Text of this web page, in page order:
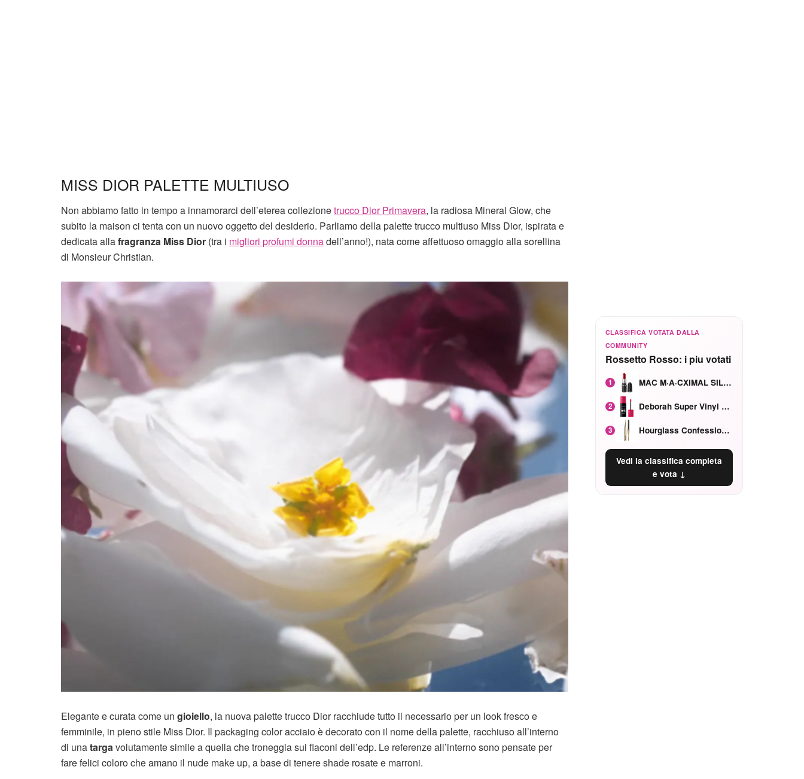
MISS DIOR PALETTE MULTIUSO
Non abbiamo fatto in tempo a innamorarci dell’eterea collezionetrucco Dior Primavera, la radiosa Mineral Glow, che
subito la maison ci tenta con un nuovo oggetto del desiderio. Parliamo della palette trucco multiuso Miss Dior, ispirata e
dedicata allafragranza Miss Dior (tra i migliori profumi donnadell’anno!), nata come affettuoso omaggio alla sorellina
di Monsieur Christian.
Elegante e curata come un gioiello, la nuova palette trucco Dior racchiude tutto il necessario per un look fresco e
femminile, in pieno stile Miss Dior. Il packaging color acciaio è decorato con il nome della palette, racchiuso all’interno
di unatargavolutamente simile a quella che troneggia sui flaconi dell’edp. Le referenze all’interno sono pensate per
fare felici coloro che amano il nude make up, a base di tenere shade rosate e marroni.
CLASSIFICA VOTATA DALLA
COMMUNITY
Rossetto Rosso: i piu votati
1 MAC M·A·CXIMAL SILKY MATTE Red Rock mat
2 Deborah Super Vinyl Shake Rosa Ciliegia
3 Hourglass Confession Ricaricabile Ultra Preciso Ad Alta Intensità Secretly Classic Red
Vedi la classifica completa
e vota ↓